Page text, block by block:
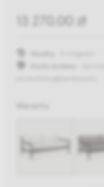
13 270,00 zł
Warianty